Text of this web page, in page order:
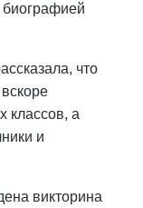
биографией
что
классов, а
и
викторина